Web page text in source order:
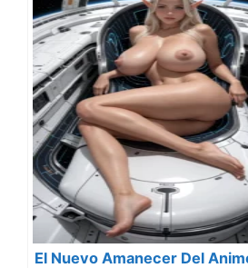
El Nuevo Amanecer Del